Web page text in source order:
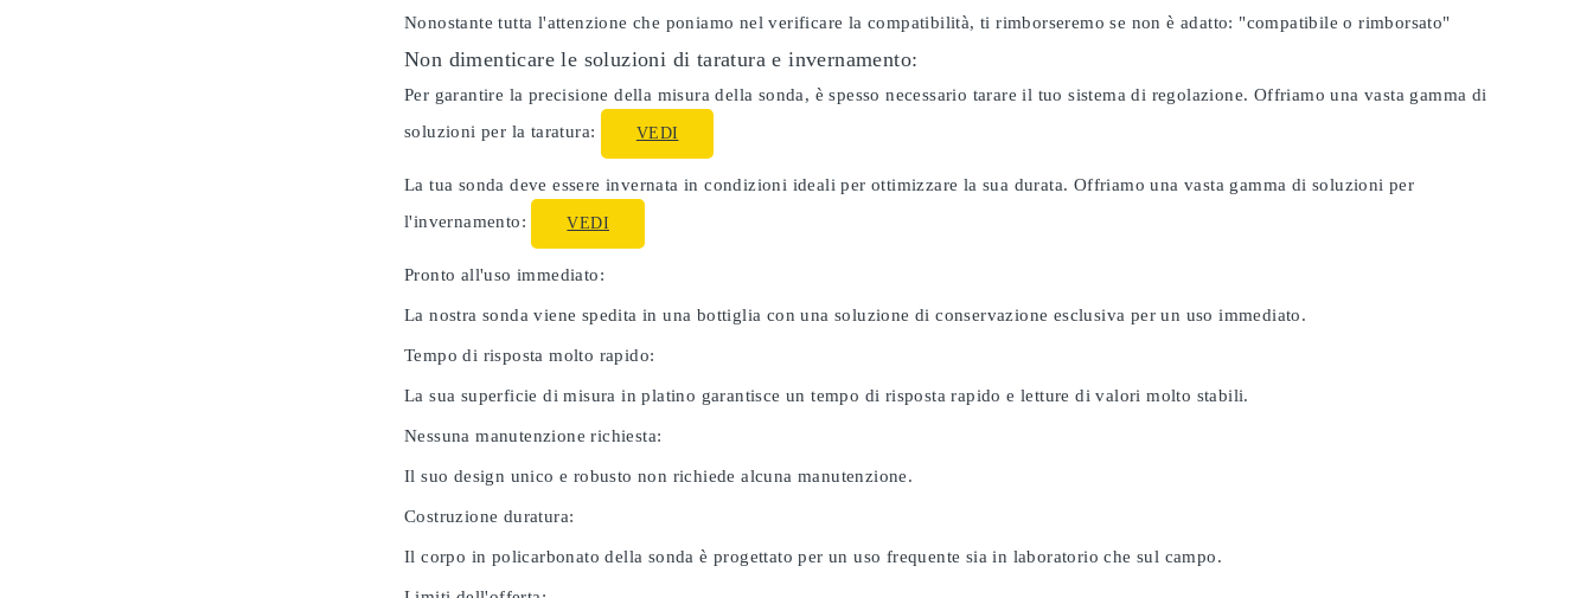
Nonostante tutta l'attenzione che poniamo nel verificare la compatibilità, ti rimborseremo se non è adatto: "compatibile o rimborsato"
Non dimenticare le soluzioni di taratura e invernamento:
Per garantire la precisione della misura della sonda, è spesso necessario tarare il tuo sistema di regolazione. Offriamo una vasta gamma di
soluzioni per la taratura:
VEDI
La tua sonda deve essere invernata in condizioni ideali per ottimizzare la sua durata. Offriamo una vasta gamma di soluzioni per
l'invernamento:
VEDI
Pronto all'uso immediato:
La nostra sonda viene spedita in una bottiglia con una soluzione di conservazione esclusiva per un uso immediato.
Tempo di risposta molto rapido:
La sua superficie di misura in platino garantisce un tempo di risposta rapido e letture di valori molto stabili.
Nessuna manutenzione richiesta:
Il suo design unico e robusto non richiede alcuna manutenzione.
Costruzione duratura:
Il corpo in policarbonato della sonda è progettato per un uso frequente sia in laboratorio che sul campo.